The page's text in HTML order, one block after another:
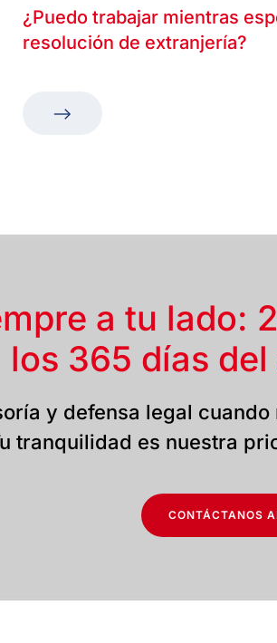
¿Puedo trabajar mientras
resolución de extranjería?
a tu lado:
los 365 días del
y defensa legal cuando
tranquilidad es nuestra
CONTÁCTANOS